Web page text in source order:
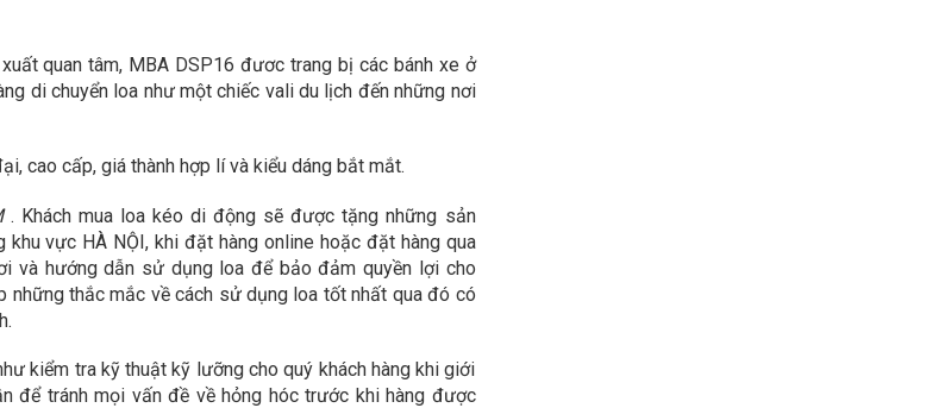
quan tâm, MBA DSP16 đươc trang bị các bánh xe ở
di chuyển loa như một chiếc vali du lịch đến những nơi
cao cấp, giá thành hợp lí và kiểu dáng bắt mắt.
. Khách mua loa kéo di động sẽ được tặng những sản
vực HÀ NỘI, khi đặt hàng online hoặc đặt hàng qua
và hướng dẫn sử dụng loa để bảo đảm quyền lợi cho
thắc mắc về cách sử dụng loa tốt nhất qua đó có
kiểm tra kỹ thuật kỹ lưỡng cho quý khách hàng khi giới
để tránh mọi vấn đề về hỏng hóc trước khi hàng được